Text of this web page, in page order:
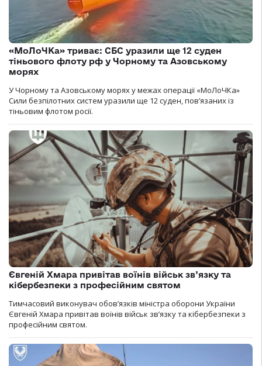
«МоЛоЧКа» триває: СБС уразили ще 12 суден
тіньового флоту рф у Чорному та Азовському
морях
У Чорному та Азовському морях у межах операції «МоЛоЧКа»
Сили безпілотних систем уразили ще 12 суден, пов’язаних із
тіньовим флотом росії.
Євгеній Хмара привітав воїнів військ зв’язку та
кібербезпеки з професійним святом
Тимчасовий виконувач обов’язків міністра оборони України
Євгеній Хмара привітав воїнів військ зв’язку та кібербезпеки з
професійним святом.